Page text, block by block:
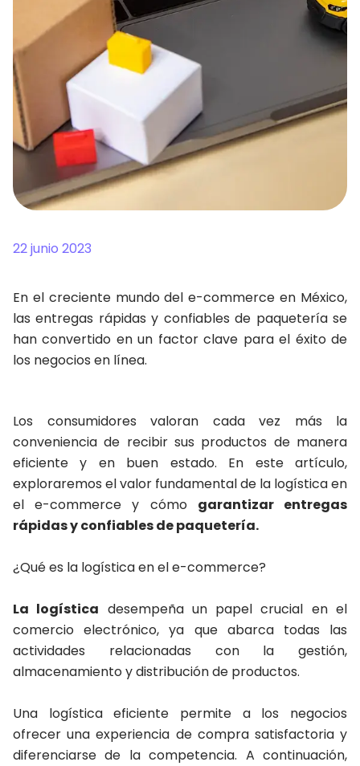
22 junio 2023
En el creciente mundo del e-commerce en México,
las entregas rápidas y confiables de paquetería se
han convertido en un factor clave para el éxito de
los negocios en línea.
Los consumidores valoran cada vez más la
conveniencia de recibir sus productos de manera
eficiente y en buen estado. En este artículo,
exploraremos el valor fundamental de la logística en
el e-commerce y cómo garantizar entregas
rápidas y confiables de paquetería.
¿Qué es la logística en el e-commerce?
La logística desempeña un papel crucial en el
comercio electrónico, ya que abarca todas las
actividades relacionadas con la gestión,
almacenamiento y distribución de productos.
Una logística eficiente permite a los negocios
ofrecer una experiencia de compra satisfactoria y
diferenciarse de la competencia. A continuación,